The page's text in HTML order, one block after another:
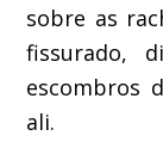
sobre as
fissurado,
escombros
ali.